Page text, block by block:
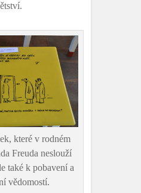
které v rodném
Freuda neslouží
také k pobavení a
vědomostí.